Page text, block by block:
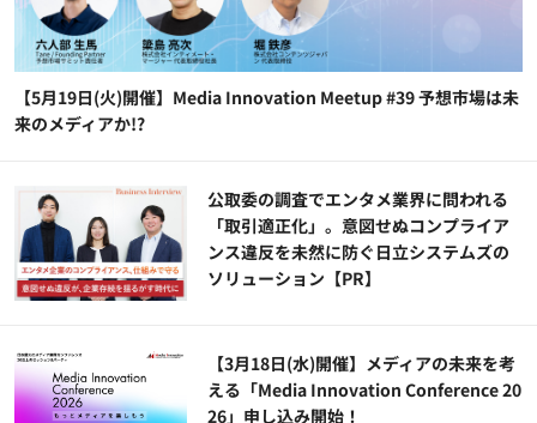
【5月19日(火)開催】Media Innovation Meetup #39 予想市場は未
来のメディアか!?
公​​取委の調査でエンタメ業界に問われる
「取引適正化」。意図せぬコンプライア
ンス違反を未然に防ぐ日立システムズの
ソリューション​【PR】
【3月18日(水)開催】メディアの未来を考
える「Media Innovation Conference 20
26」申し込み開始！